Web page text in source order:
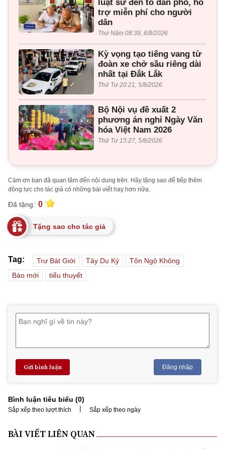
luật sư đến tổ dân phố, hỗ
trợ miễn phí cho người
dân
Thứ Năm 08:39, 6/8/2026
Kỳ vọng tạo tiếng vang từ
đoàn xe chở sầu riêng dài
nhất tại Đắk Lắk
Thứ Tư 20:21, 5/8/2026
Bộ Nội vụ đề xuất 2
phương án nghỉ Ngày Văn
hóa Việt Nam 2026
Thứ Tư 15:27, 5/8/2026
Cảm ơn bạn đã quan tâm đến nội dung trên. Hãy tặng sao để tiếp thêm
động lực cho tác giả có những bài viết hay hơn nữa.
Đã tặng: 0
Tặng sao cho tác giả
Tag: Trư Bát Giới Tây Du Ký
Tôn Ngộ Không
Báo mới
tiểu thuyết
Gửi bình luận Đăng nhập
Bình luận tiêu biểu (0)
Sắp xếp theo lượt thích | Sắp xếp theo ngày
BÀI VIẾT LIÊN QUAN